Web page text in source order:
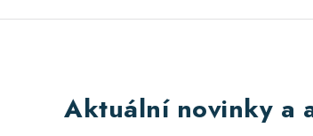
Aktuální novinky a